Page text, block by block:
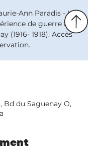
Ann Paradis - Un
de guerre du
(1916- 1918). Accès
du Saguenay O,